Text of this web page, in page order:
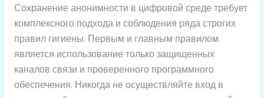
Сохранение анонимности в цифровой среде требует
комплексного подхода и соблюдения ряда строгих
правил гигиены. Первым и главным правилом
является использование только защищенных
каналов связи и проверенного программного
обеспечения. Никогда не осуществляйте вход в